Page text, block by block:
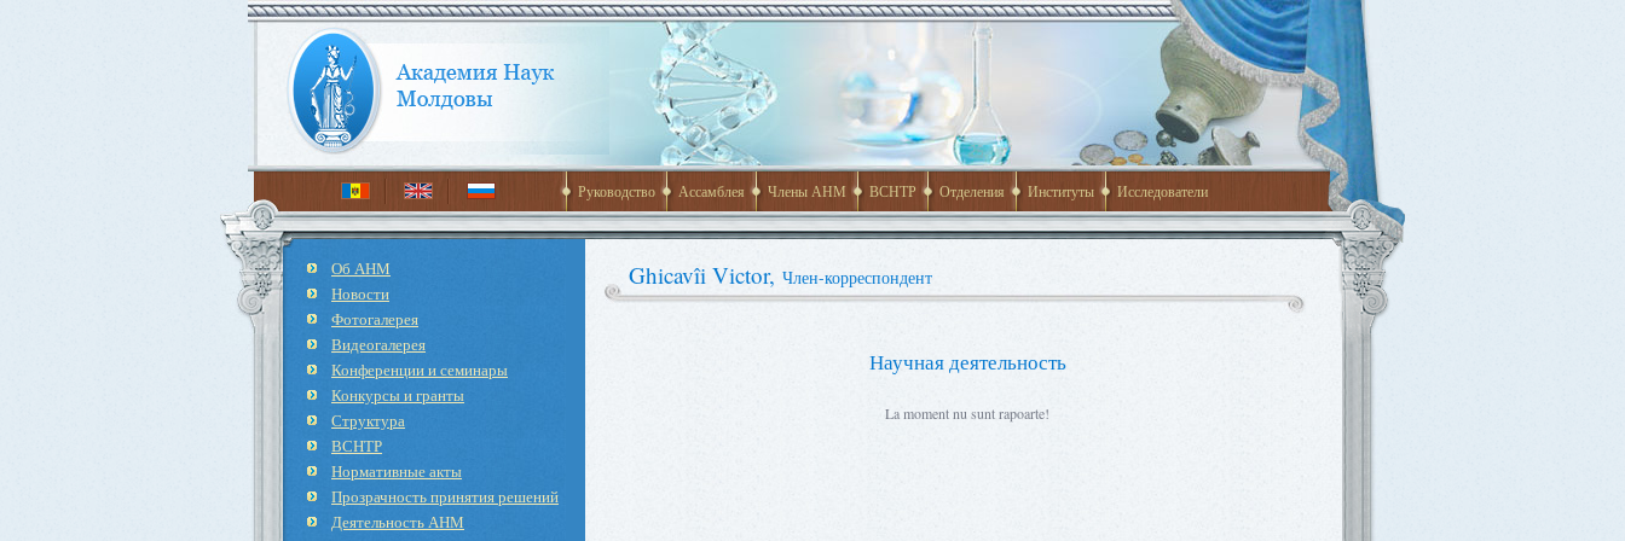
Руководство Ассамблея Члены АНМ ВСНТР Отделения Институты Исследователи
Об АНМ
Новости
Фотогалерея
Видеогалерея
Конференции и семинары
Конкурсы и гранты
Структура
ВСНТР
Нормативные акты
Прозрачность принятия решений
Деятельность АНМ
Ghicavîi Victor, Член-корреспондент
Научная деятельность
La moment nu sunt rapoarte!